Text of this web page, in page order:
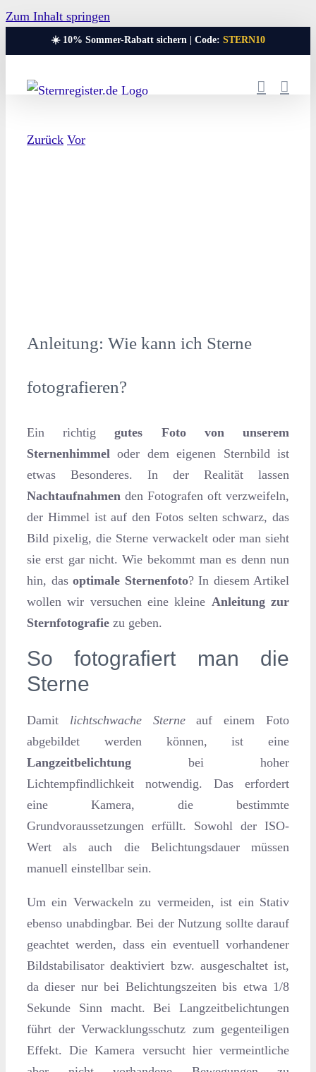
Zum Inhalt springen
☀️ 10% Sommer-Rabatt sichern | Code: STERN10
Zurück Vor
Anleitung: Wie kann ich Sterne
fotografieren?
Ein richtiggutes Foto von unserem
Sternenhimmel oder dem eigenen Sternbild ist
etwas Besonderes. In der Realität lassen
Nachtaufnahmen den Fotografen oft verzweifeln,
der Himmel ist auf den Fotos selten schwarz, das
Bild pixelig, die Sterne verwackelt oder man sieht
sie erst gar nicht. Wie bekommt man es denn nun
hin, das optimale Sternenfoto? In diesem Artikel
wollen wir versuchen eine kleine Anleitung zur
Sternfotografie zu geben.
So fotografiert man die
Sterne
Damit lichtschwache Sterneauf einem Foto
abgebildet werden können, ist eine
Langzeitbelichtung bei hoher
Lichtempfindlichkeit notwendig. Das erfordert
eine Kamera, die bestimmte
Grundvoraussetzungen erfüllt. Sowohl der ISO-
Wert als auch die Belichtungsdauer müssen
manuell einstellbar sein.
Um ein Verwackeln zu vermeiden, ist ein Stativ
ebenso unabdingbar. Bei der Nutzung sollte darauf
geachtet werden, dass ein eventuell vorhandener
Bildstabilisator deaktiviert bzw. ausgeschaltet ist,
da dieser nur bei Belichtungszeiten bis etwa 1/8
Sekunde Sinn macht. Bei Langzeitbelichtungen
führt der Verwacklungsschutz zum gegenteiligen
Effekt. Die Kamera versucht hier vermeintliche